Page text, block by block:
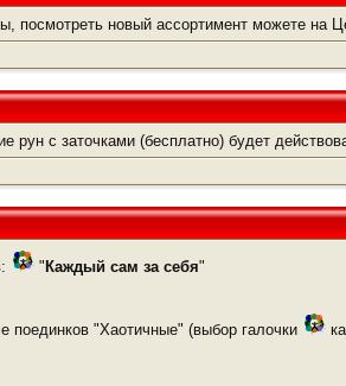
посмотреть новый ассортимент можете на
рун с заточками (бесплатно) будет
" Каждый сам за себя"
поединков "Хаотичные" (выбор галочки